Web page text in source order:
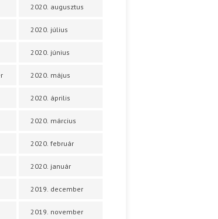
2020. augusztus
2020. július
2020. június
2020. május
2020. április
2020. március
2020. február
2020. január
2019. december
2019. november